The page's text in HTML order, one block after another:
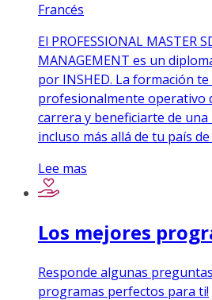
Francés
El PROFESSIONAL MASTER
MANAGEMENT es un
por INSHED. La formación
profesionalmente operativo
carrera y beneficiarte de
incluso más allá de tu país
Lee mas
Los mejores
Responde algunas
programas perfectos para ti!